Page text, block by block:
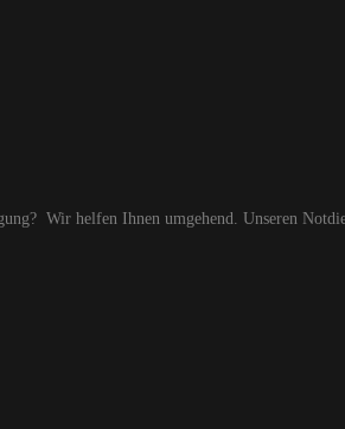
Wir helfen Ihnen umgehend. Unseren